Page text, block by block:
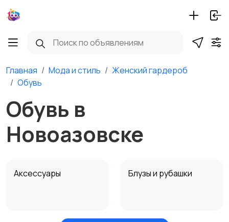
Главная Мода и стиль
Женский гардероб
Обувь
Обувь в
Новоазовске
Аксессуары Блузы и рубашки